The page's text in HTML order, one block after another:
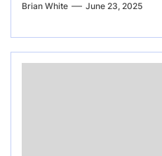
Brian White June 23, 2025